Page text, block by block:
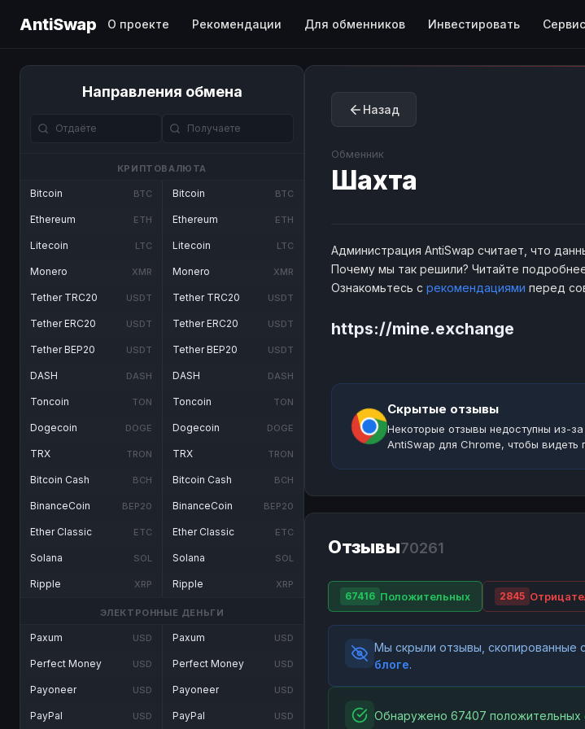
AntiSwap О проекте Рекомендации Для обменников Инвестировать
Направления обмена
КРИПТОВАЛЮТА
Bitcoin BTC
Ethereum ETH
Litecoin LTC
Monero XMR
Tether TRC20 USDT
Tether ERC20 USDT
Tether BEP20 USDT
DASH DASH
Toncoin TON
Dogecoin DOGE
TRX TRON
Bitcoin Cash BCH
BinanceCoin BEP20
Ether Classic ETC
Solana SOL
Ripple XRP
Bitcoin BTC
Ethereum ETH
Litecoin LTC
Monero XMR
Tether TRC20 USDT
Tether ERC20 USDT
Tether BEP20 USDT
DASH DASH
Toncoin TON
Dogecoin DOGE
TRX TRON
Bitcoin Cash BCH
BinanceCoin BEP20
Ether Classic ETC
Solana SOL
Ripple XRP
ЭЛЕКТРОННЫЕ ДЕНЬГИ
Paxum USD
Perfect Money USD
Payoneer USD
PayPal USD
Paxum USD
Perfect Money USD
Payoneer USD
PayPal USD
Назад
Обменник
Шахта
Администрация AntiSwap считает, что
Почему мы так решили? Читайте
Ознакомьтесь с рекомендациями перед
https://mine.exchange
Скрытые отзывы
Некоторые отзывы недоступны из-
AntiSwap для Chrome, чтобы видеть
Отзывы70261
67416 Положительных 2845
Мы скрыли отзывы, скопированные
блоге.
Обнаружено 67407 положительных